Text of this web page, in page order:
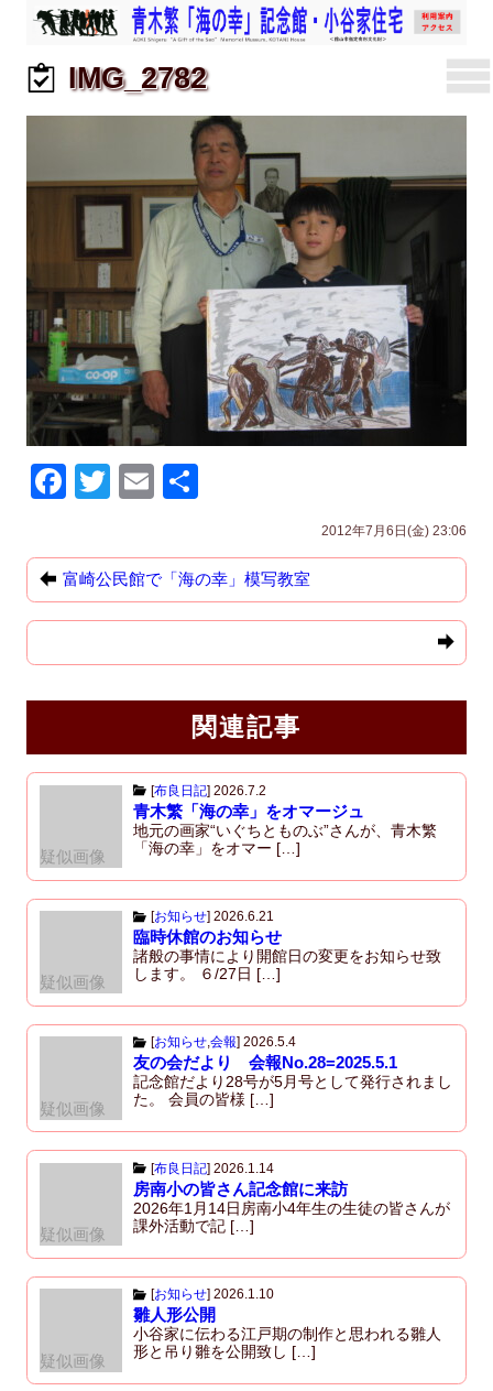
IMG_2782
F
c
e
b
o
o
T
tt
er
E
ail
2012年7月6日(金) 23:06
富崎公民館で「海の幸」模写教室
関連記事
疑似画像
[布良日記] 2026.7.2
青木繁「海の幸」をオマージュ
地元の画家“いぐちとものぶ”さんが、青木繁
「海の幸」をオマー […]
疑似画像
[お知らせ] 2026.6.21
臨時休館のお知らせ
諸般の事情により開館日の変更をお知らせ致
します。 ６/27日 […]
疑似画像
[お知らせ,会報] 2026.5.4
友の会だより 会報No.28=2025.5.1
記念館だより28号が5月号として発行されまし
た。 会員の皆様 […]
疑似画像
[布良日記] 2026.1.14
房南小の皆さん記念館に来訪
2026年1月14日房南小4年生の生徒の皆さんが
課外活動で記 […]
疑似画像
[お知らせ] 2026.1.10
雛人形公開
小谷家に伝わる江戸期の制作と思われる雛人
形と吊り雛を公開致し […]